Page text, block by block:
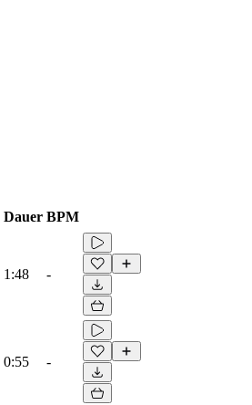
Dauer BPM
1:48 -
0:55 -